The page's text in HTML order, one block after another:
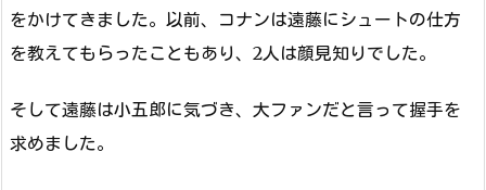
をかけてきました。以前、コナンは遠藤にシュートの仕方
を教えてもらったこともあり、2人は顔見知りでした。
そして遠藤は小五郎に気づき、大ファンだと言って握手を
求めました。